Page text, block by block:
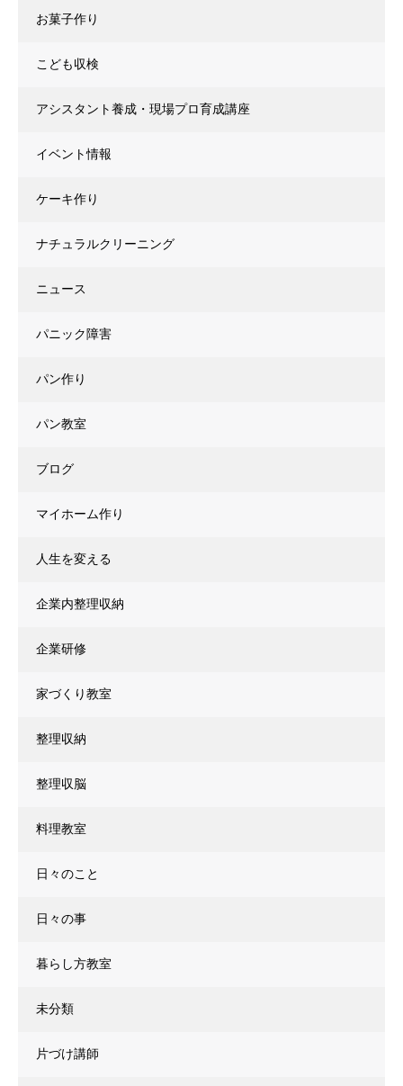
お菓子作り
こども収検
アシスタント養成・現場プロ育成講座
イベント情報
ケーキ作り
ナチュラルクリーニング
ニュース
パニック障害
パン作り
パン教室
ブログ
マイホーム作り
人生を変える
企業内整理収納
企業研修
家づくり教室
整理収納
整理収脳
料理教室
日々のこと
日々の事
暮らし方教室
未分類
片づけ講師